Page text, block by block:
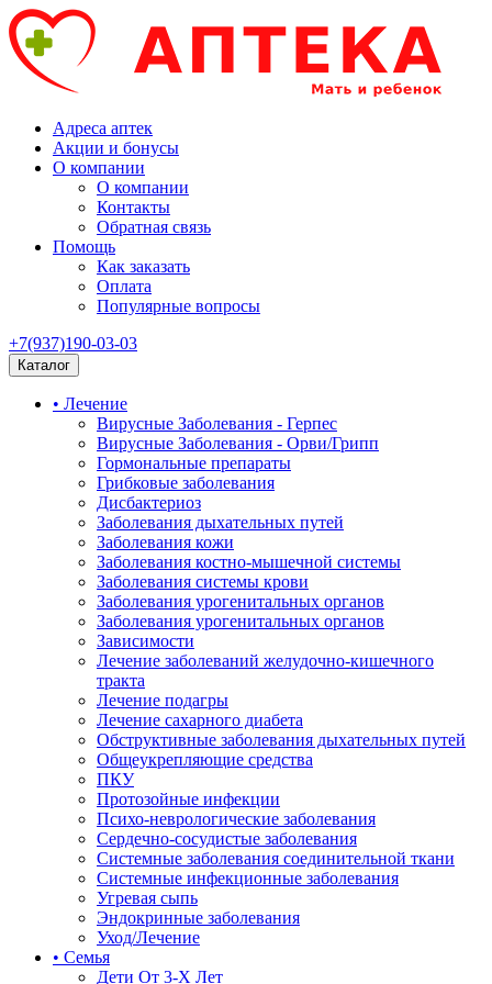
Адреса аптек
Акции и бонусы
О компании
О компании
Контакты
Обратная связь
Помощь
Как заказать
Оплата
Популярные вопросы
+7(937)190-03-03
Каталог
• Лечение
Вирусные Заболевания - Герпес
Вирусные Заболевания - Орви/Грипп
Гормональные препараты
Грибковые заболевания
Дисбактериоз
Заболевания дыхательных путей
Заболевания кожи
Заболевания костно-мышечной системы
Заболевания системы крови
Заболевания урогенитальных органов
Заболевания урогенитальных органов
Зависимости
Лечение заболеваний желудочно-кишечного
тракта
Лечение подагры
Лечение сахарного диабета
Обструктивные заболевания дыхательных путей
Общеукрепляющие средства
ПКУ
Протозойные инфекции
Психо-неврологические заболевания
Сердечно-сосудистые заболевания
Системные заболевания соединительной ткани
Системные инфекционные заболевания
Угревая сыпь
Эндокринные заболевания
Уход/Лечение
• Семья
Дети От 3-Х Лет